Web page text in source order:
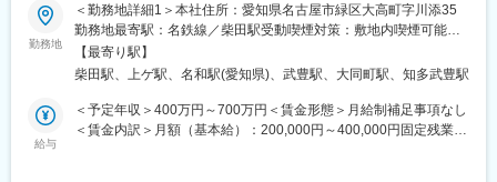
ます。
業務管理課は15名程在籍しています。
◆入社後の研修について：
ついてOJT教育にてフォローいたします。
■職務詳細：
・現場調査
・見積書を作成
・取引先との工期の打ち合わせ
・施工進捗、資材管理
・納品
工場内の保温・保冷をはじめとする断熱工事を、打ち合わせ～納
勤務地
＜勤務地詳細1＞本社住所：愛知県名古屋市緑区大高町字川添35
勤務地最寄駅：名鉄線／柴田駅受動喫煙対策：敷地内喫煙可能場
所あり＜勤務地詳細2＞半田営業所住所：愛知県知多郡武豊町字前
田30番1 勤務地最寄駅：名鉄河和線／上ゲ駅受動喫煙対策：敷地
【最寄り駅】
柴田駅、上ゲ駅、名和駅(愛知県)、武豊駅、大同町駅、知多武豊駅
給与
＜予定年収＞400万円～700万円＜賃金形態＞月給制補足事項なし
＜賃金内訳＞月額（基本給）：200,000円～400,000円固定残業手